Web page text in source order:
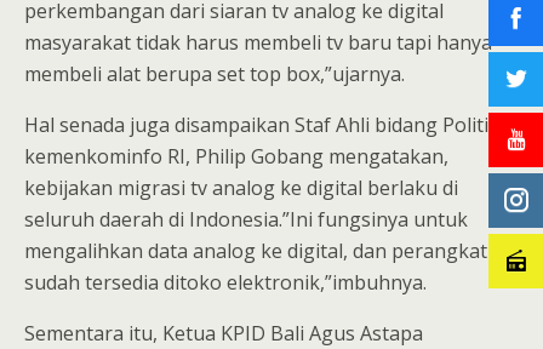
perkembangan dari siaran tv analog ke digital
masyarakat tidak harus membeli tv baru tapi hanya
membeli alat berupa set top box,”ujarnya.
Hal senada juga disampaikan Staf Ahli bidang Politik
kemenkominfo RI, Philip Gobang mengatakan,
kebijakan migrasi tv analog ke digital berlaku di
seluruh daerah di Indonesia.”Ini fungsinya untuk
mengalihkan data analog ke digital, dan perangkat ini
sudah tersedia ditoko elektronik,”imbuhnya.
Sementara itu, Ketua KPID Bali Agus Astapa